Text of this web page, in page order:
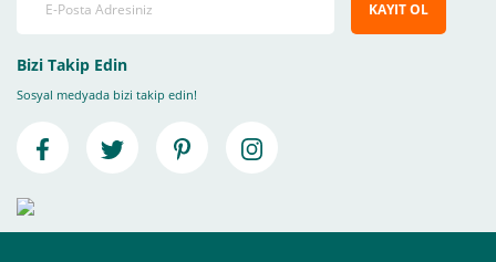
KAYIT OL
Bizi Takip Edin
Sosyal medyada bizi takip edin!